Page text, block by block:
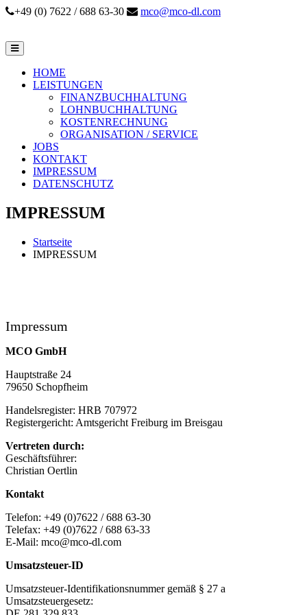
+49 (0) 7622 / 688 63-30 mco@mco-dl.com
HOME
LEISTUNGEN
FINANZBUCHHALTUNG
LOHNBUCHHALTUNG
KOSTENRECHNUNG
ORGANISATION / SERVICE
JOBS
KONTAKT
IMPRESSUM
DATENSCHUTZ
IMPRESSUM
Startseite
IMPRESSUM
Impressum
MCO GmbH
Hauptstraße 24
79650 Schopfheim
Handelsregister: HRB 707972
Registergericht: Amtsgericht Freiburg im Breisgau
Vertreten durch:
Geschäftsführer:
Christian Oertlin
Kontakt
Telefon: +49 (0)7622 / 688 63-30
Telefax: +49 (0)7622 / 688 63-33
E-Mail: mco@mco-dl.com
Umsatzsteuer-ID
Umsatzsteuer-Identifikationsnummer gemäß § 27 a
Umsatzsteuergesetz: